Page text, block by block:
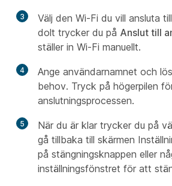
3
Välj den Wi-Fi du vill ansluta
dolt trycker du på Anslut till
ställer in Wi-Fi manuellt.
4
Ange användarnamnet och
behov. Tryck på högerpilen
anslutningsprocessen.
5
När du är klar trycker du på
gå tillbaka till skärmen
på stängningsknappen eller
inställningsfönstret för att